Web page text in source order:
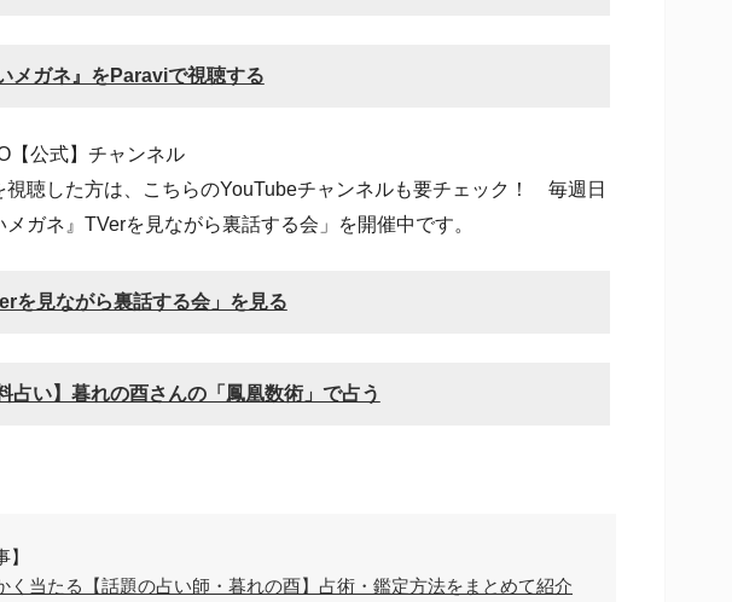
メガネ』をParaviで視聴する
【公式】チャンネル
聴した方は、こちらのYouTubeチャンネルも要チェック！ 毎週日
メガネ』TVerを見ながら裏話する会」を開催中です。
を見ながら裏話する会」を見る
占い】暮れの酉さんの「鳳凰数術」で占う
】
く当たる【話題の占い師・暮れの酉】占術・鑑定方法をまとめて紹介